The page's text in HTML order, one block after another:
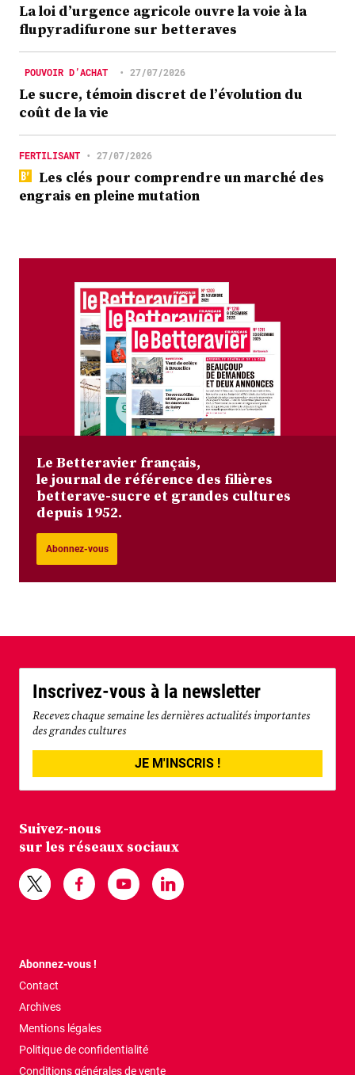
La loi d’urgence agricole ouvre la voie à la
flupyradifurone sur betteraves
POUVOIR D’ACHAT • 27/07/2026
Le sucre, témoin discret de l’évolution du
coût de la vie
FERTILISANT • 27/07/2026
Les clés pour comprendre un marché des
engrais en pleine mutation
Le Betteravier français,
le journal de référence des filières
betterave-sucre et grandes cultures
depuis 1952.
Abonnez-vous
Inscrivez-vous à la newsletter
Recevez chaque semaine les dernières actualités importantes
des grandes cultures
JE M'INSCRIS !
Suivez-nous
sur les réseaux sociaux
Abonnez-vous !
Contact
Archives
Mentions légales
Politique de confidentialité
Conditions générales de vente